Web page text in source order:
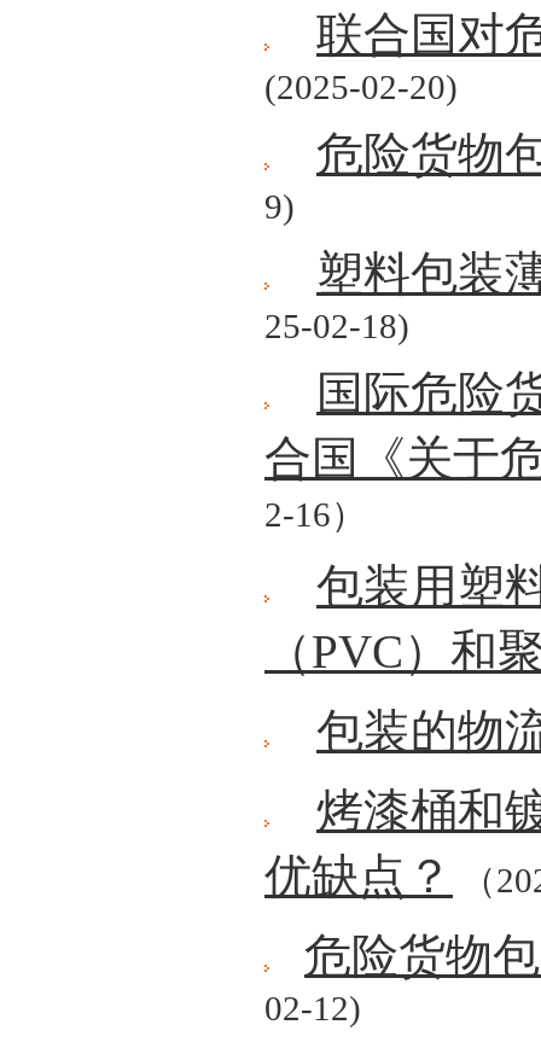
联合国对
(2025-02-20)
危险货物
9)
塑料包装
25-02-18)
国际危险
合国《关于
2-16）
包装用塑
（PVC）和
包装的物
烤漆桶和
优缺点？
（
危险货物
02-12)